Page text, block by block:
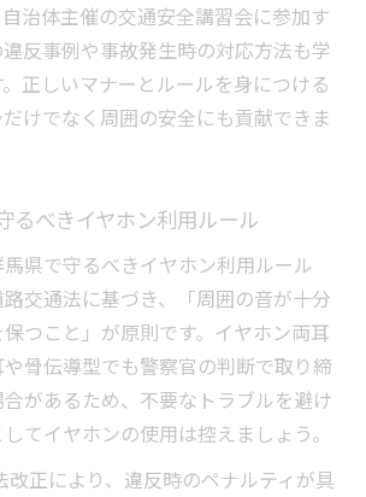
治体主催の交通安全講習会に参加す
反事例や事故発生時の対応方法も学
正しいマナーとルールを身につける
けでなく周囲の安全にも貢献できま
るべきイヤホン利用ルール
県で守るべきイヤホン利用ルール
交通法に基づき、「周囲の音が十分
つこと」が原則です。イヤホン両耳
骨伝導型でも警察官の判断で取り締
があるため、不要なトラブルを避け
てイヤホンの使用は控えましょう。
改正により、違反時のペナルティが具